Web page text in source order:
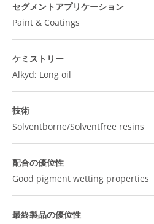
セグメントアプリケーション
Paint & Coatings
ケミストリー
Alkyd; Long oil
技術
Solventborne/Solventfree resins
配合の優位性
Good pigment wetting properties
最終製品の優位性